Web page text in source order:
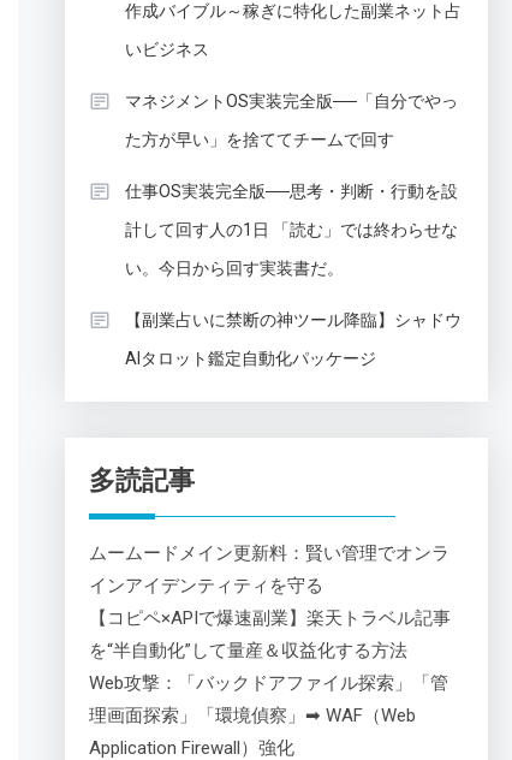
作成バイブル～稼ぎに特化した副業ネット占
いビジネス
マネジメントOS実装完全版──「自分でやっ
た方が早い」を捨ててチームで回す
仕事OS実装完全版──思考・判断・行動を設
計して回す人の1日 「読む」では終わらせな
い。今日から回す実装書だ。
【副業占いに禁断の神ツール降臨】シャドウ
AIタロット鑑定自動化パッケージ
多読記事
ムームードメイン更新料：賢い管理でオンラ
インアイデンティティを守る
【コピペ×APIで爆速副業】楽天トラベル記事
を“半自動化”して量産＆収益化する方法
Web攻撃：「バックドアファイル探索」「管
理画面探索」「環境偵察」➡ WAF（Web
Application Firewall）強化